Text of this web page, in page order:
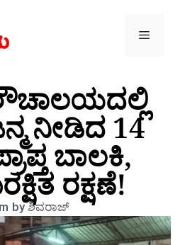
ನೀಡಿದ 14
ಬಾಲಕಿ,
ರಕ್ಷಣೆ!
byಶಿವರಾಜ್